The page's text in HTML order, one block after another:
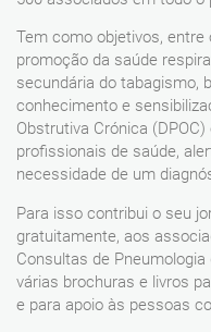
Tem como objetivos,
promoção da saúde
secundária do tabagismo,
conhecimento e
Obstrutiva Crónica
profissionais de saúde,
necessidade de um
Para isso contribui o seu
gratuitamente, aos
Consultas de
várias brochuras e livros
e para apoio às pessoas